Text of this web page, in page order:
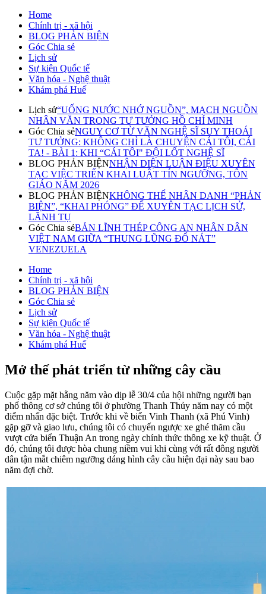
Home
Chính trị - xã hội
BLOG PHẢN BIỆN
Góc Chia sẻ
Lịch sử
Sự kiện Quốc tế
Văn hóa - Nghệ thuật
Khám phá Huế
Lịch sử“UỐNG NƯỚC NHỚ NGUỒN”, MẠCH NGUỒN
NHÂN VĂN TRONG TƯ TƯỞNG HỒ CHÍ MINH
Góc Chia sẻNGUY CƠ TỪ VĂN NGHỆ SĨ SUY THOÁI
TƯ TƯỞNG: KHÔNG CHỈ LÀ CHUYỆN CÁI TÔI, CÁI
TA! - BÀI 1: KHI “CÁI TÔI" ĐỘI LỐT NGHỆ SĨ
BLOG PHẢN BIỆNNHẬN DIỆN LUẬN ĐIỆU XUYÊN
TẠC VIỆC TRIỂN KHAI LUẬT TÍN NGƯỠNG, TÔN
GIÁO NĂM 2026
BLOG PHẢN BIỆNKHÔNG THỂ NHÂN DANH “PHẢN
BIỆN”, “KHAI PHÓNG” ĐỂ XUYÊN TẠC LỊCH SỬ,
LÃNH TỤ
Góc Chia sẻBẢN LĨNH THÉP CÔNG AN NHÂN DÂN
VIỆT NAM GIỮA “THUNG LŨNG ĐỔ NÁT”
VENEZUELA
Home
Chính trị - xã hội
BLOG PHẢN BIỆN
Góc Chia sẻ
Lịch sử
Sự kiện Quốc tế
Văn hóa - Nghệ thuật
Khám phá Huế
Mở thế phát triển từ những cây cầu
Cuộc gặp mặt hằng năm vào dịp lễ 30/4 của hội những người bạn
phổ thông cơ sở chúng tôi ở phường Thanh Thủy năm nay có một
điểm nhấn đặc biệt. Trước khi về biển Vinh Thanh (xã Phú Vinh)
gặp gỡ và giao lưu, chúng tôi có chuyến ngược xe ghé thăm cầu
vượt cửa biển Thuận An trong ngày chính thức thông xe kỹ thuật. Ở
đó, chúng tôi được hòa chung niềm vui khi cùng với rất đông người
dân tận mắt chiêm ngưỡng dáng hình cây cầu hiện đại này sau bao
năm đợi chờ.